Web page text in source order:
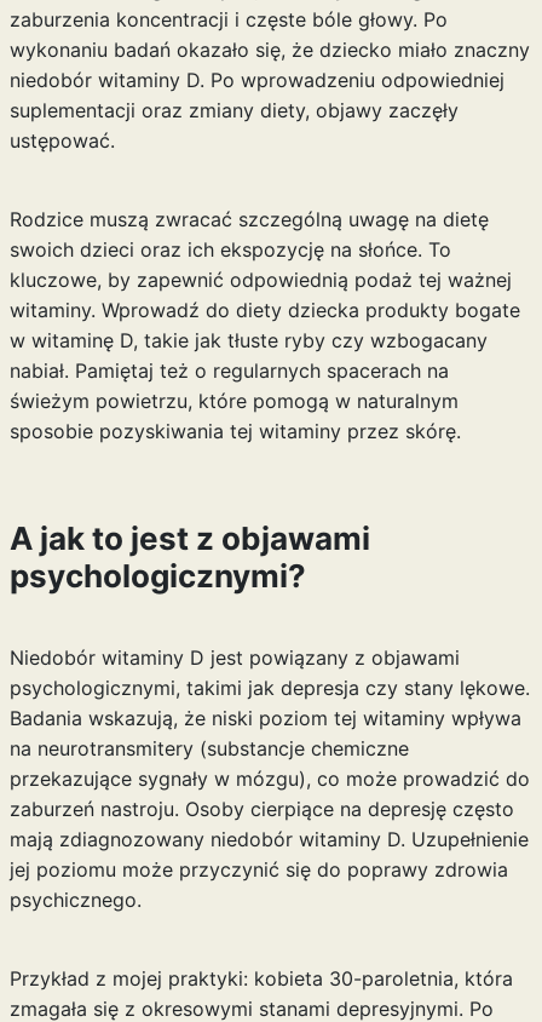
zaburzenia koncentracji i częste bóle głowy. Po
wykonaniu badań okazało się, że dziecko miało znaczny
niedobór witaminy D. Po wprowadzeniu odpowiedniej
suplementacji oraz zmiany diety, objawy zaczęły
ustępować.
Rodzice muszą zwracać szczególną uwagę na dietę
swoich dzieci oraz ich ekspozycję na słońce. To
kluczowe, by zapewnić odpowiednią podaż tej ważnej
witaminy. Wprowadź do diety dziecka produkty bogate
w witaminę D, takie jak tłuste ryby czy wzbogacany
nabiał. Pamiętaj też o regularnych spacerach na
świeżym powietrzu, które pomogą w naturalnym
sposobie pozyskiwania tej witaminy przez skórę.
A jak to jest z objawami
psychologicznymi?
Niedobór witaminy D jest powiązany z objawami
psychologicznymi, takimi jak depresja czy stany lękowe.
Badania wskazują, że niski poziom tej witaminy wpływa
na neurotransmitery (substancje chemiczne
przekazujące sygnały w mózgu), co może prowadzić do
zaburzeń nastroju. Osoby cierpiące na depresję często
mają zdiagnozowany niedobór witaminy D. Uzupełnienie
jej poziomu może przyczynić się do poprawy zdrowia
psychicznego.
Przykład z mojej praktyki: kobieta 30-paroletnia, która
zmagała się z okresowymi stanami depresyjnymi. Po